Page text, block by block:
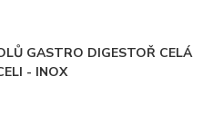
GASTRO DIGESTOŘ CELÁ
- INOX